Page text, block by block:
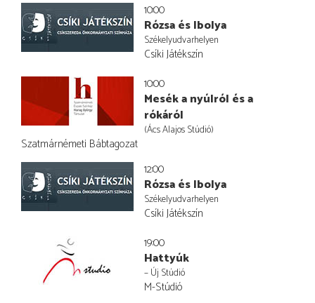
10:00
Rózsa és Ibolya
Székelyudvarhelyen
Csíki Játékszín
10:00
Mesék a nyúlról és a
rókáról
(Ács Alajos Stúdió)
Szatmárnémeti Bábtagozat
12:00
Rózsa és Ibolya
Székelyudvarhelyen
Csíki Játékszín
19:00
Hattyúk
– Új Stúdió
M-Stúdió